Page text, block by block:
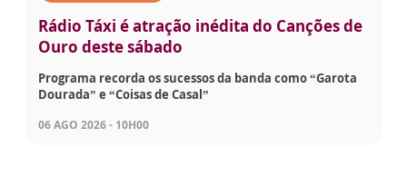
Rádio Táxi é atração inédita do Canções de
Ouro deste sábado
Programa recorda os sucessos da banda como “Garota
Dourada” e “Coisas de Casal”
06 AGO 2026 - 10H00